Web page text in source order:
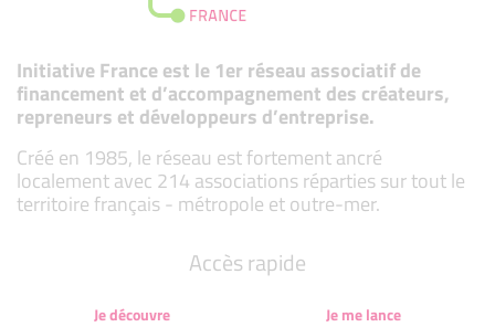
Initiative France est le 1er réseau associatif de
financement et d’accompagnement des créateurs,
repreneurs et développeurs d’entreprise.
Créé en 1985, le réseau est fortement ancré
localement avec 214 associations réparties sur tout le
territoire français - métropole et outre-mer.
Accès rapide
Je découvre
Je me lance